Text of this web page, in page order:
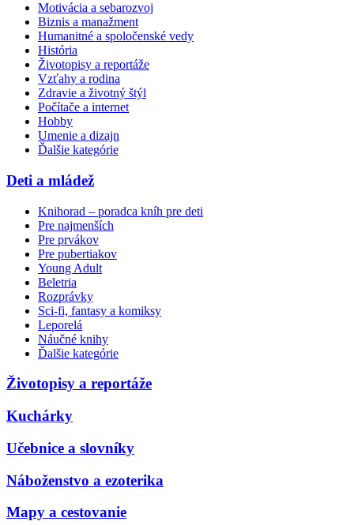
Motivácia a sebarozvoj
Biznis a manažment
Humanitné a spoločenské vedy
História
Životopisy a reportáže
Vzťahy a rodina
Zdravie a životný štýl
Počítače a internet
Hobby
Umenie a dizajn
Ďalšie kategórie
Deti a mládež
Knihorad – poradca kníh pre deti
Pre najmenších
Pre prvákov
Pre pubertiakov
Young Adult
Beletria
Rozprávky
Sci-fi, fantasy a komiksy
Leporelá
Náučné knihy
Ďalšie kategórie
Životopisy a reportáže
Kuchárky
Učebnice a slovníky
Náboženstvo a ezoterika
Mapy a cestovanie